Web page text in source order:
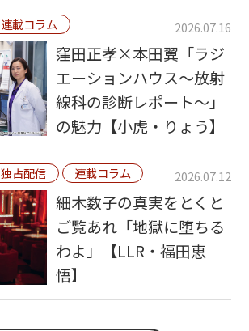
連載コラム 2026.07.16
窪田正孝×本田翼「ラジ
エーションハウス〜放射
線科の診断レポート〜」
の魅力【小虎・りょう】
独占配信 連載コラム 2026.07.12
細木数子の真実をとくと
ご覧あれ「地獄に堕ちる
わよ」【LLR・福田恵
悟】